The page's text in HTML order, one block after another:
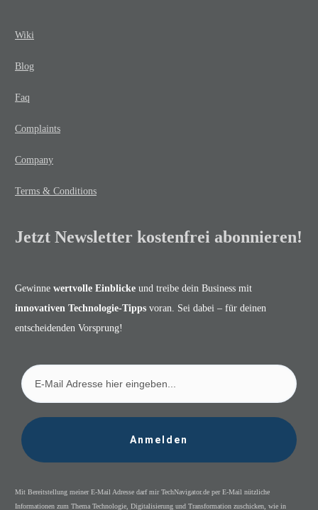
Wiki
Blog
Faq
Complaints
Company
Terms & Conditions
Jetzt Newsletter kostenfrei abonnieren!
Gewinne wertvolle Einblicke und treibe dein Business mit
innovativen Technologie-Tipps voran. Sei dabei – für deinen
entscheidenden Vorsprung!
Anmelden
Mit Bereitstellung meiner E-Mail Adresse darf mir TechNavigator.de per E-Mail nützliche
Informationen zum Thema Technologie, Digitalisierung und Transformation zuschicken, wie in